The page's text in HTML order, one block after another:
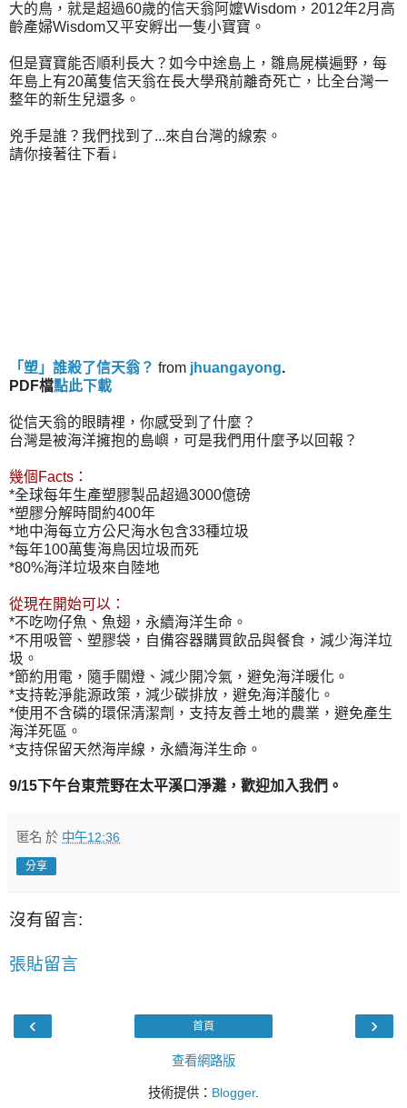
大的鳥，就是超過60歲的信天翁阿嬤Wisdom，2012年2月高
齡產婦Wisdom又平安孵出一隻小寶寶。
但是寶寶能否順利長大？如今中途島上，雛鳥屍橫遍野，每
年島上有20萬隻信天翁在長大學飛前離奇死亡，比全台灣一
整年的新生兒還多。
兇手是誰？我們找到了...來自台灣的線索。
請你接著往下看↓
「塑」誰殺了信天翁？ from jhuangayong.
PDF檔點此下載
從信天翁的眼睛裡，你感受到了什麼？
台灣是被海洋擁抱的島嶼，可是我們用什麼予以回報？
幾個Facts：
*全球每年生產塑膠製品超過3000億磅
*塑膠分解時間約400年
*地中海每立方公尺海水包含33種垃圾
*每年100萬隻海鳥因垃圾而死
*80%海洋垃圾來自陸地
從現在開始可以：
*不吃吻仔魚、魚翅，永續海洋生命。
*不用吸管、塑膠袋，自備容器購買飲品與餐食，減少海洋垃
圾。
*節約用電，隨手關燈、減少開冷氣，避免海洋暖化。
*支持乾淨能源政策，減少碳排放，避免海洋酸化。
*使用不含磷的環保清潔劑，支持友善土地的農業，避免產生
海洋死區。
*支持保留天然海岸線，永續海洋生命。
9/15下午台東荒野在太平溪口淨灘，歡迎加入我們。
匿名 於 中午12:36
分享
沒有留言:
張貼留言
‹ ›
首頁
查看網路版
技術提供： Blogger.